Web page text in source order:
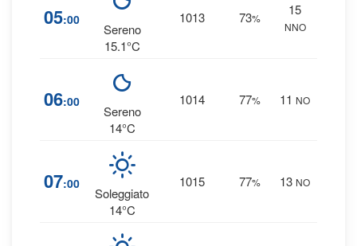
05:00
Sereno
15.1°C
1013 73%
15
NNO
06:00
Sereno
14°C
1014 77% 11 NO
07:00
Soleggiato
14°C
1015 77% 13 NO